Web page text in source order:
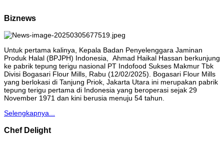
Biznews
Untuk pertama kalinya, Kepala Badan Penyelenggara Jaminan
Produk Halal (BPJPH) Indonesia, Ahmad Haikal Hassan berkunjung
ke pabrik tepung terigu nasional PT Indofood Sukses Makmur Tbk
Divisi Bogasari Flour Mills, Rabu (12/02/2025). Bogasari Flour Mills
yang berlokasi di Tanjung Priok, Jakarta Utara ini merupakan pabrik
tepung terigu pertama di Indonesia yang beroperasi sejak 29
November 1971 dan kini berusia menuju 54 tahun.
Selengkapnya...
Chef Delight